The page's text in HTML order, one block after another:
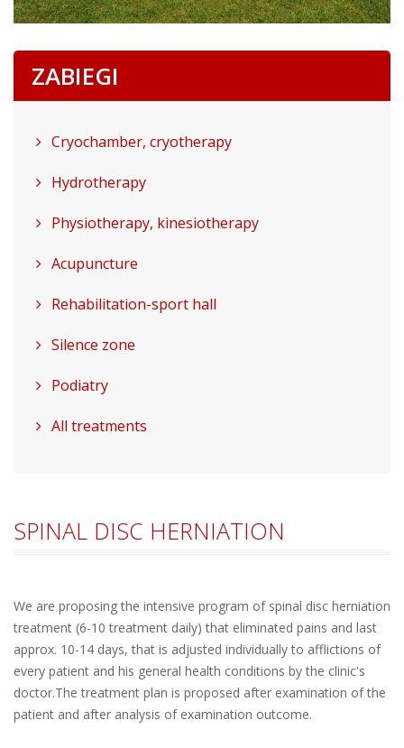
ZABIEGI
Cryochamber, cryotherapy
Hydrotherapy
Physiotherapy, kinesiotherapy
Acupuncture
Rehabilitation-sport hall
Silence zone
Podiatry
All treatments
SPINAL DISC HERNIATION
We are proposing the intensive program of spinal disc herniation
treatment (6-10 treatment daily) that eliminated pains and last
approx. 10-14 days, that is adjusted individually to afflictions of
every patient and his general health conditions by the clinic's
doctor.The treatment plan is proposed after examination of the
patient and after analysis of examination outcome.